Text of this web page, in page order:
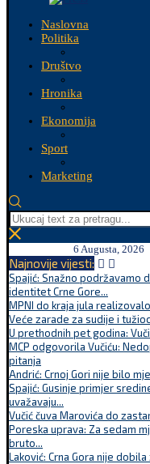
Naslovna
Politika
Društvo
Hronika
Ekonomija
Sport
Marketing
6 Augusta, 2026
Najnovije vijesti:
Spajić: Snažno podržavamo
identitet Crne Gore...
MPNI do kraja jula
Veće zarade za sudije i
U prethodnih pet godina:
MCP odgovorila Vučiću:
pitanja
Andrić: Crnoj Gori nije bilo
Spajić: Gusinje primjer
uvažavaju...
Vučić čuva Marovića do
Poreska uprava: Za sedam
bruto...
Laković: Crna Gora nije